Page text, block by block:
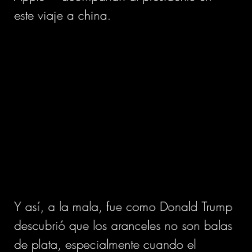
este viaje a china.
Y así, a la mala, fue como Donald Trump
descubrió que los aranceles no son balas
de plata, especialmente cuando el